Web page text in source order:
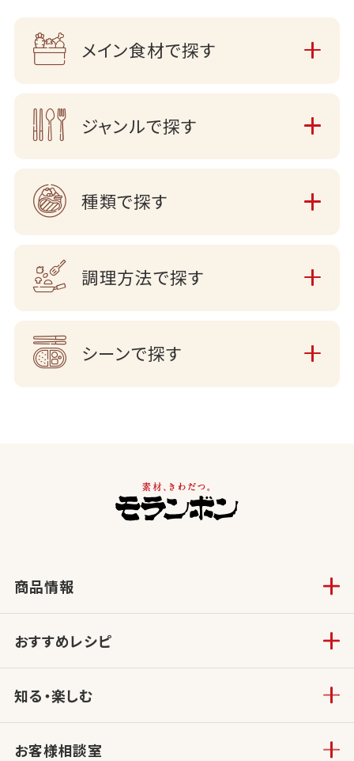
メイン食材で探す
ジャンルで探す
種類で探す
調理方法で探す
シーンで探す
商品情報
おすすめレシピ
知る・楽しむ
お客様相談室